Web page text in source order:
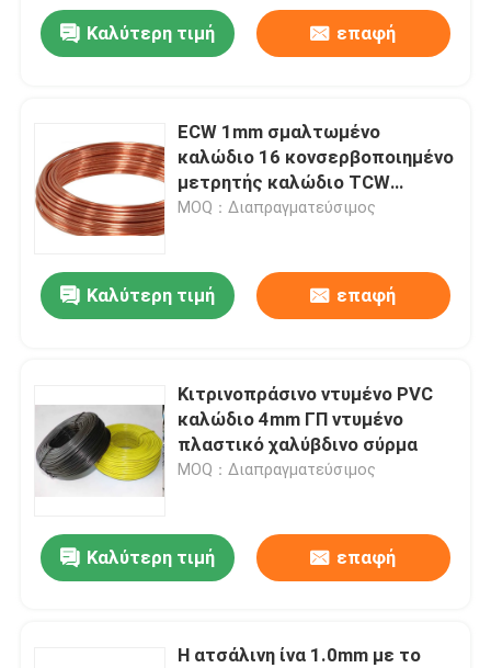
Καλύτερη τιμή επαφή
ECW 1mm σμαλτωμένο
καλώδιο 16 κονσερβοποιημένο
μετρητής καλώδιο TCW
χαλκού χαλκού
MOQ：Διαπραγματεύσιμος
Καλύτερη τιμή επαφή
Κιτρινοπράσινο ντυμένο PVC
καλώδιο 4mm ΓΠ ντυμένο
πλαστικό χαλύβδινο σύρμα
MOQ：Διαπραγματεύσιμος
Καλύτερη τιμή επαφή
Η ατσάλινη ίνα 1.0mm με το